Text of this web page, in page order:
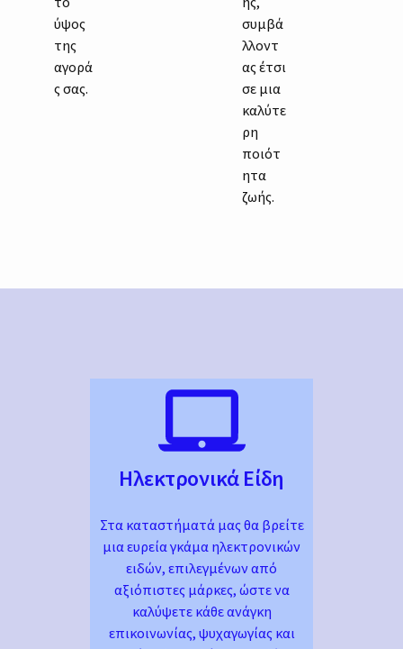
ύψος
της
αγορά
ς σας.
συμβά
λλοντ
ας έτσι
σε μια
καλύτε
ρη
ποιότ
ητα
ζωής.
Ηλεκτρονικά Είδη
Στα καταστήματά μας θα βρείτε
μια ευρεία γκάμα ηλεκτρονικών
ειδών, επιλεγμένων από
αξιόπιστες μάρκες, ώστε να
καλύψετε κάθε ανάγκη
επικοινωνίας, ψυχαγωγίας και